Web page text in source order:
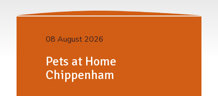
08 August 2026
Pets at Home
Chippenham